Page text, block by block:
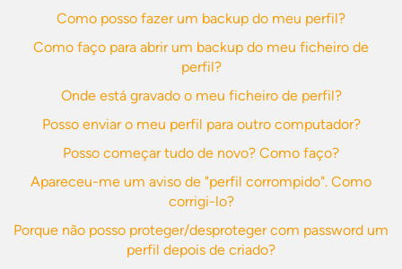
Como posso fazer um backup do meu perfil?
Como faço para abrir um backup do meu ficheiro de
perfil?
Onde está gravado o meu ficheiro de perfil?
Posso enviar o meu perfil para outro computador?
Posso começar tudo de novo? Como faço?
Apareceu-me um aviso de "perfil corrompido". Como
corrigi-lo?
Porque não posso proteger/desproteger com password um
perfil depois de criado?